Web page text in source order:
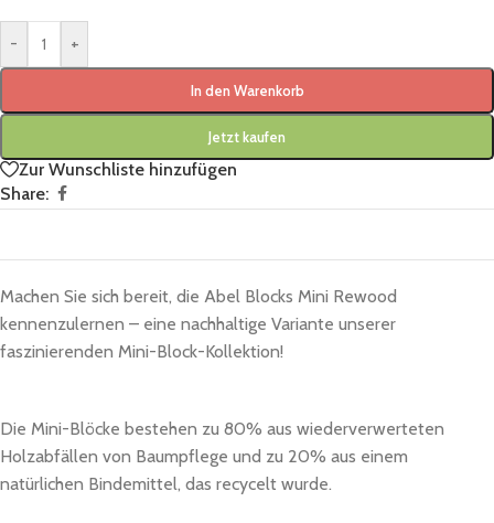
- +
In den Warenkorb
Jetzt kaufen
Zur Wunschliste hinzufügen
Share:
Machen Sie sich bereit, die Abel Blocks Mini Rewood
kennenzulernen – eine nachhaltige Variante unserer
faszinierenden Mini-Block-Kollektion!
Die Mini-Blöcke bestehen zu 80% aus wiederverwerteten
Holzabfällen von Baumpflege und zu 20% aus einem
natürlichen Bindemittel, das recycelt wurde.